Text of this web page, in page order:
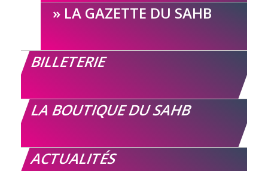
LA GAZETTE DU SAHB
BILLETERIE
LA BOUTIQUE DU SAHB
ACTUALITÉS